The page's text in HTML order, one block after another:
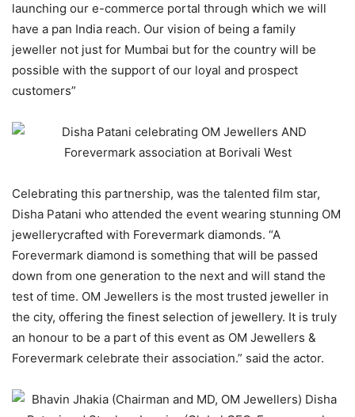
launching our e-commerce portal through which we will
have a pan India reach. Our vision of being a family
jeweller not just for Mumbai but for the country will be
possible with the support of our loyal and prospect
customers”
Celebrating this partnership, was the talented film star,
Disha Patani who attended the event wearing stunning OM
jewellerycrafted with Forevermark diamonds. “A
Forevermark diamond is something that will be passed
down from one generation to the next and will stand the
test of time. OM Jewellers is the most trusted jeweller in
the city, offering the finest selection of jewellery. It is truly
an honour to be a part of this event as OM Jewellers &
Forevermark celebrate their association.” said the actor.